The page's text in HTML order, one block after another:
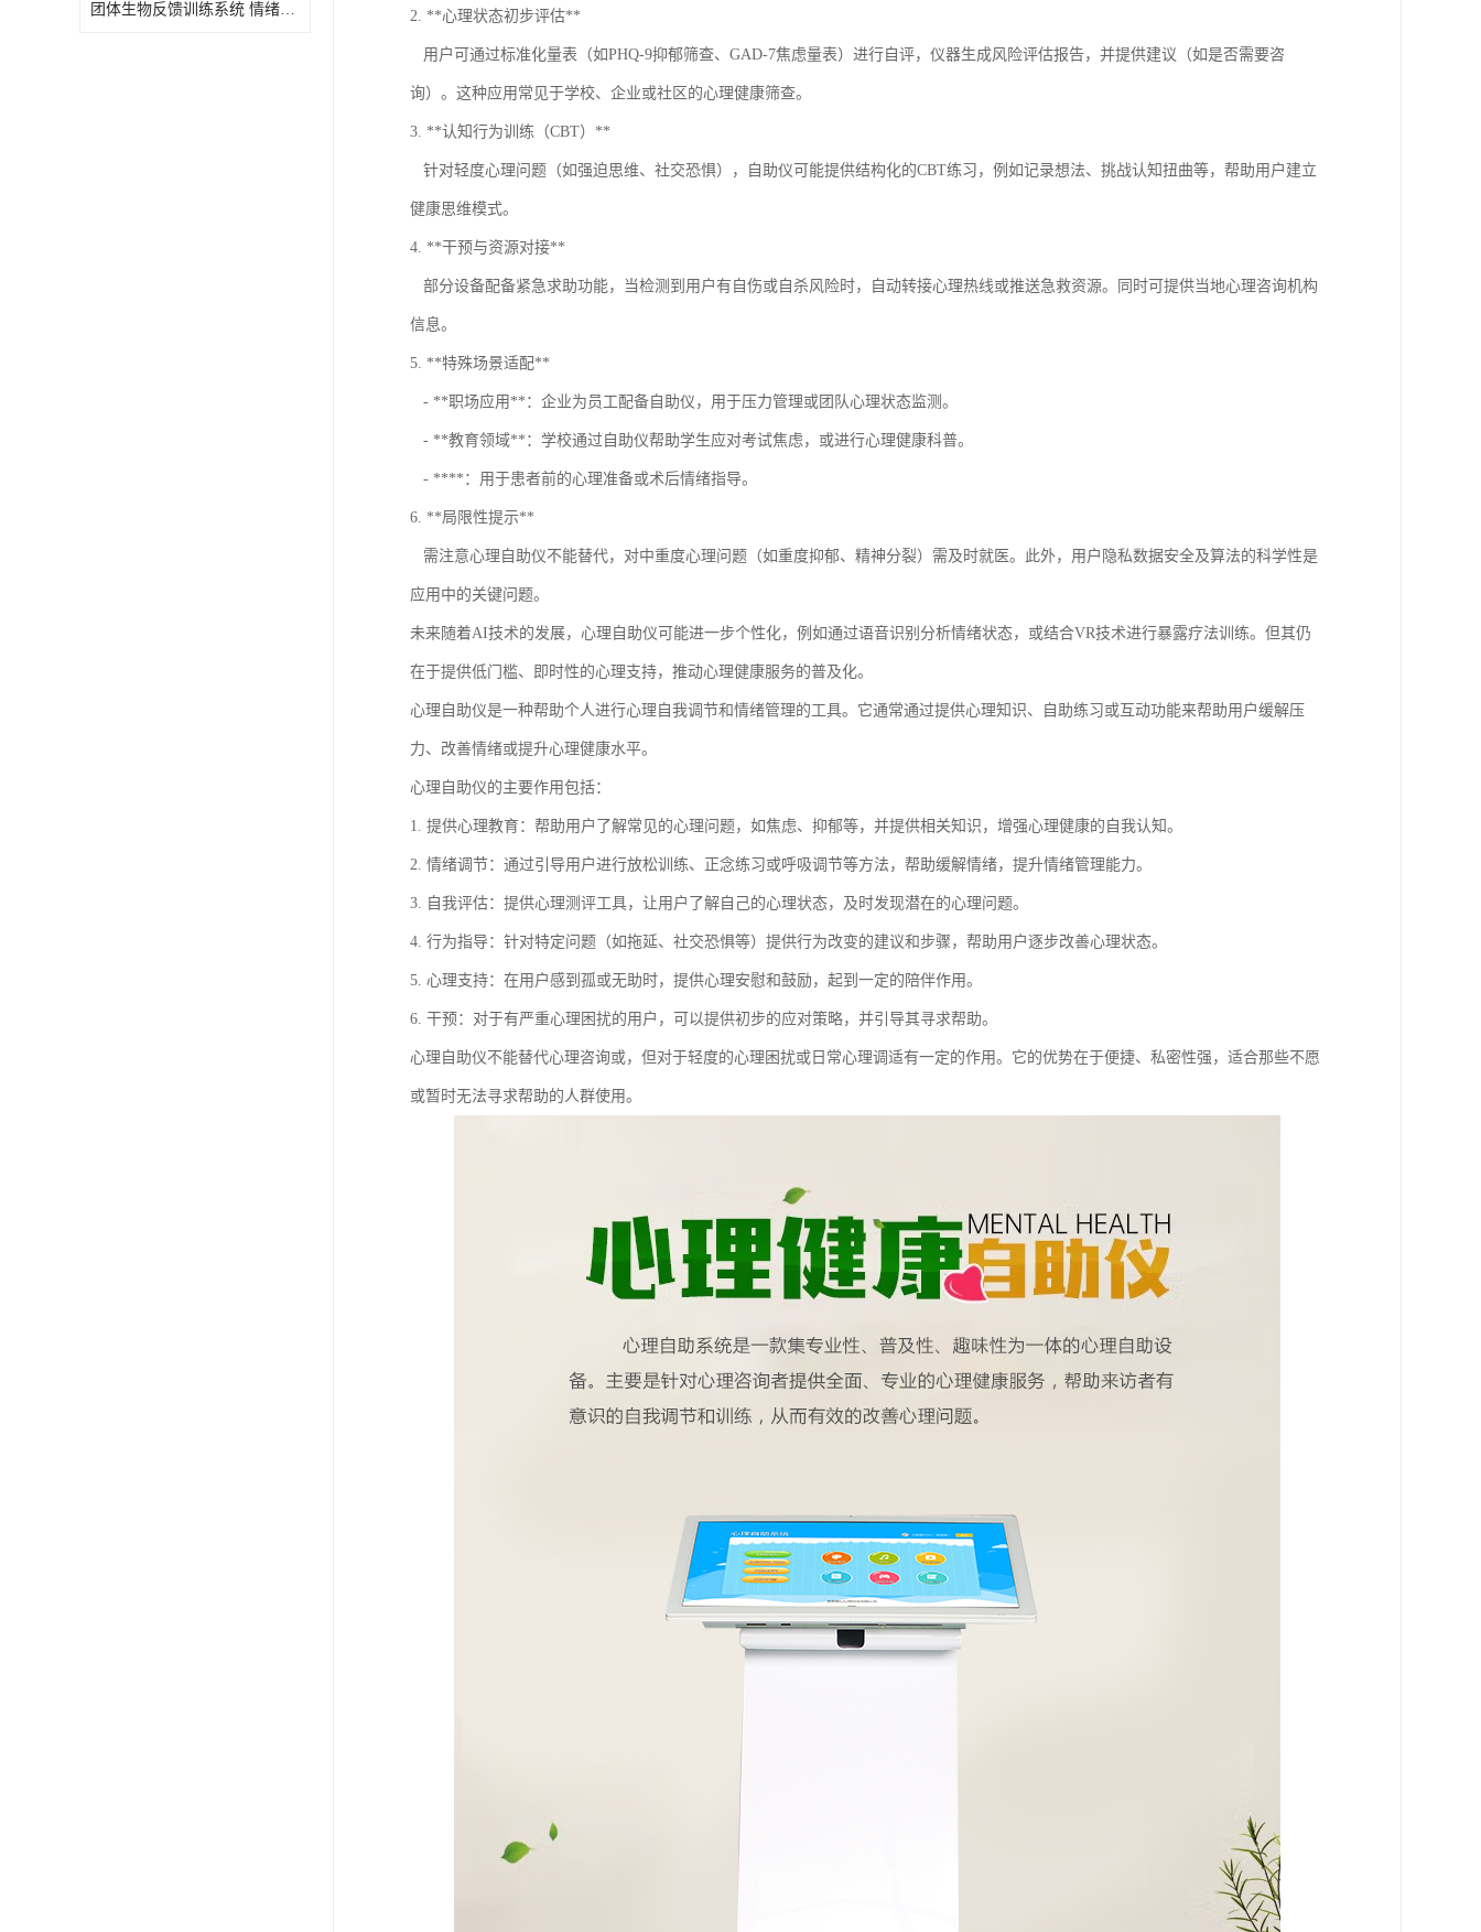
团体生物反馈训练系统 情绪宣泄设备 系统管理方便 2. **心理状态初步评估**
用户可通过标准化量表（如PHQ-9抑郁筛查、GAD-7焦虑量表）进行自评，仪器生成风险评估报告，并提供建议（如是否需要咨
询）。这种应用常见于学校、企业或社区的心理健康筛查。
3. **认知行为训练（CBT）**
针对轻度心理问题（如强迫思维、社交恐惧），自助仪可能提供结构化的CBT练习，例如记录想法、挑战认知扭曲等，帮助用户建立
健康思维模式。
4. **干预与资源对接**
部分设备配备紧急求助功能，当检测到用户有自伤或自杀风险时，自动转接心理热线或推送急救资源。同时可提供当地心理咨询机构
信息。
5. **特殊场景适配**
- **职场应用**：企业为员工配备自助仪，用于压力管理或团队心理状态监测。
- **教育领域**：学校通过自助仪帮助学生应对考试焦虑，或进行心理健康科普。
- ****：用于患者前的心理准备或术后情绪指导。
6. **局限性提示**
需注意心理自助仪不能替代，对中重度心理问题（如重度抑郁、精神分裂）需及时就医。此外，用户隐私数据安全及算法的科学性是
应用中的关键问题。
未来随着AI技术的发展，心理自助仪可能进一步个性化，例如通过语音识别分析情绪状态，或结合VR技术进行暴露疗法训练。但其仍
在于提供低门槛、即时性的心理支持，推动心理健康服务的普及化。
心理自助仪是一种帮助个人进行心理自我调节和情绪管理的工具。它通常通过提供心理知识、自助练习或互动功能来帮助用户缓解压
力、改善情绪或提升心理健康水平。
心理自助仪的主要作用包括：
1. 提供心理教育：帮助用户了解常见的心理问题，如焦虑、抑郁等，并提供相关知识，增强心理健康的自我认知。
2. 情绪调节：通过引导用户进行放松训练、正念练习或呼吸调节等方法，帮助缓解情绪，提升情绪管理能力。
3. 自我评估：提供心理测评工具，让用户了解自己的心理状态，及时发现潜在的心理问题。
4. 行为指导：针对特定问题（如拖延、社交恐惧等）提供行为改变的建议和步骤，帮助用户逐步改善心理状态。
5. 心理支持：在用户感到孤或无助时，提供心理安慰和鼓励，起到一定的陪伴作用。
6. 干预：对于有严重心理困扰的用户，可以提供初步的应对策略，并引导其寻求帮助。
心理自助仪不能替代心理咨询或，但对于轻度的心理困扰或日常心理调适有一定的作用。它的优势在于便捷、私密性强，适合那些不愿
或暂时无法寻求帮助的人群使用。